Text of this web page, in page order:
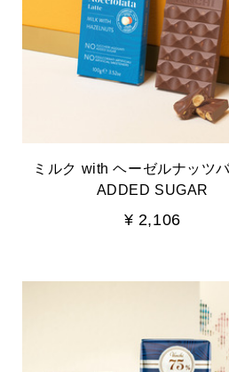
ミルク with ヘーゼルナッツ
ADDED SUGAR
¥ 2,106